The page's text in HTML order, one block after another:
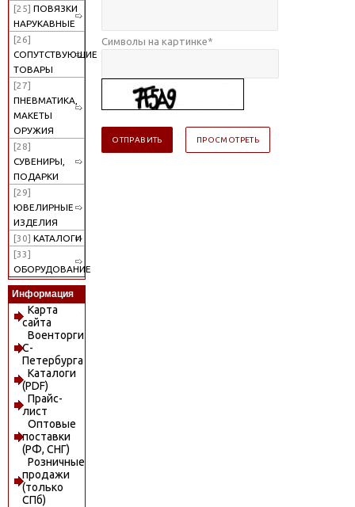
[25] ПОВЯЗКИ
НАРУКАВНЫЕ
[26]
СОПУТСТВУЮЩИЕ
ТОВАРЫ
[27]
ПНЕВМАТИКА,
МАКЕТЫ
ОРУЖИЯ
[28]
СУВЕНИРЫ,
ПОДАРКИ
[29]
ЮВЕЛИРНЫЕ
ИЗДЕЛИЯ
[30] КАТАЛОГИ
[33]
ОБОРУДОВАНИЕ
Информация
Карта
сайта
Военторги
С-
Петербурга
Каталоги
(PDF)
Прайс-
лист
Оптовые
поставки
(РФ, СНГ)
Розничные
продажи
(только
СПб)
Символы на картинке*